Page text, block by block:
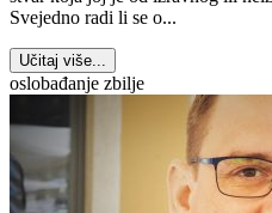
Svejedno radi li se o...
Učitaj više...
oslobađanje zbilje